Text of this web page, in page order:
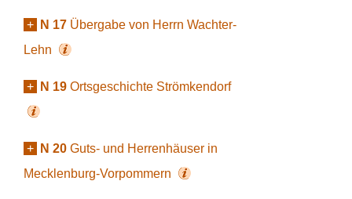
+ N 17 Übergabe von Herrn Wachter-
Lehn
+ N 19 Ortsgeschichte Strömkendorf
+ N 20 Guts- und Herrenhäuser in
Mecklenburg-Vorpommern